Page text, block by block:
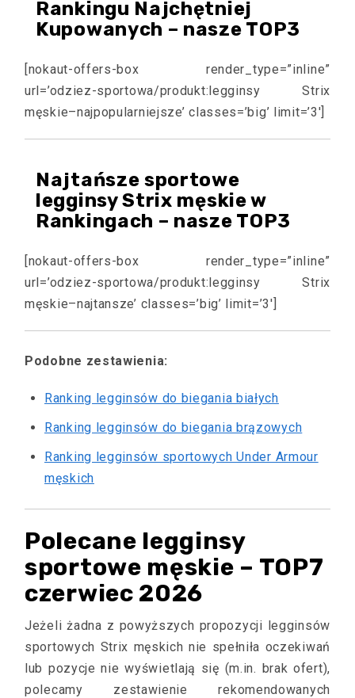
Rankingu Najchętniej
Kupowanych – nasze TOP3
[nokaut-offers-box render_type=”inline”
url=’odziez-sportowa/produkt:legginsy Strix
męskie–najpopularniejsze’ classes=’big’ limit=’3′]
Najtańsze sportowe
legginsy Strix męskie w
Rankingach – nasze TOP3
[nokaut-offers-box render_type=”inline”
url=’odziez-sportowa/produkt:legginsy Strix
męskie–najtansze’ classes=’big’ limit=’3′]
Podobne zestawienia:
Ranking legginsów do biegania białych
Ranking legginsów do biegania brązowych
Ranking legginsów sportowych Under Armour
męskich
Polecane legginsy
sportowe męskie – TOP7
czerwiec 2026
Jeżeli żadna z powyższych propozycji legginsów
sportowych Strix męskich nie spełniła oczekiwań
lub pozycje nie wyświetlają się (m.in. brak ofert),
polecamy zestawienie rekomendowanych